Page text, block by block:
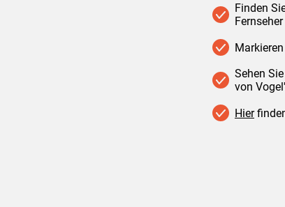
Finden
Fernseher
Sehen
von
Hier